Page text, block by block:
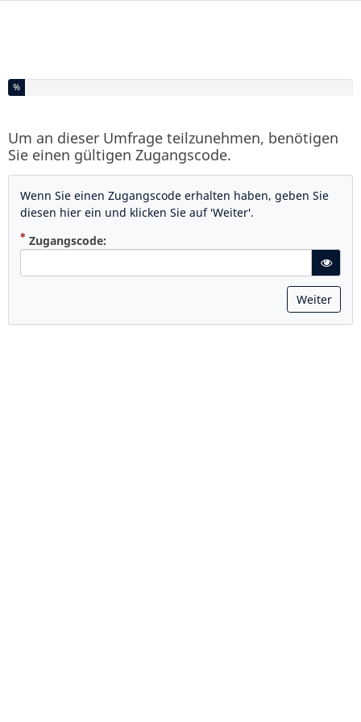
Sie haben % dieser Umfrage fertiggestellt.
%
Um an dieser Umfrage teilzunehmen, benötigen
Sie einen gültigen Zugangscode.
Wenn Sie einen Zugangscode erhalten haben, geben Sie
diesen hier ein und klicken Sie auf 'Weiter'.
Zugangscode:
Weiter